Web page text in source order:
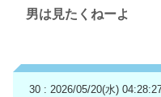
男は見たくねーよ
30 : 2026/05/20(水)